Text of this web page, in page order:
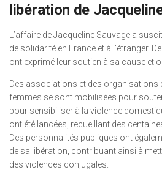
libération de
L’affaire de Jacqueline Sauvage a
de solidarité en France et à l’étranger.
ont exprimé leur soutien à sa cause et
Des associations et des organisations
femmes se sont mobilisées pour
pour sensibiliser à la violence
ont été lancées, recueillant des
Des personnalités publiques ont
de sa libération, contribuant ainsi à
des violences conjugales.